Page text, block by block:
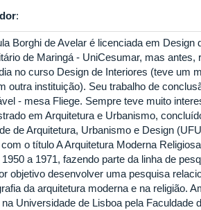
:
Borghi de Avelar é licenciada em Design
de Maringá - UniCesumar, mas
no curso Design de Interiores (teve um
outra instituição). Seu trabalho de
- mesa Fliege. Sempre teve muito
em Arquitetura e Urbanismo,
de Arquitetura, Urbanismo e Design
o título A Arquitetura Moderna
a 1971, fazendo parte da linha de
objetivo desenvolver uma pesquisa
da arquitetura moderna e na religião.
Universidade de Lisboa pela Faculdade